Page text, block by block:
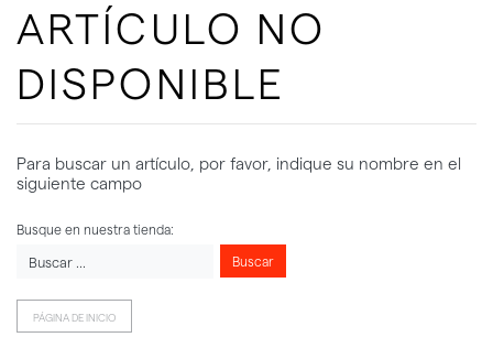
ARTÍCULO NO
DISPONIBLE
Para buscar un artículo, por favor, indique su nombre en el
siguiente campo
Busque en nuestra tienda:
Buscar
PÁGINA DE INICIO